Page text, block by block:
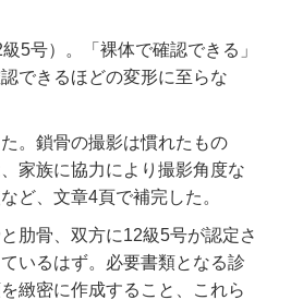
5号）。「裸体で確認できる」
できるほどの変形に至らな
。鎖骨の撮影は慣れたもの
家族に協力により撮影角度な
ど、文章4頁で補完した。
肋骨、双方に12級5号が認定さ
いるはず。必要書類となる診
緻密に作成すること、これら